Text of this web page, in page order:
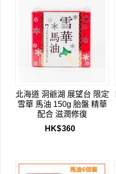
北海道 洞爺湖 展望台 限定
雪華 馬油 150g 胎盤 精華
配合 滋潤修復
HK$360